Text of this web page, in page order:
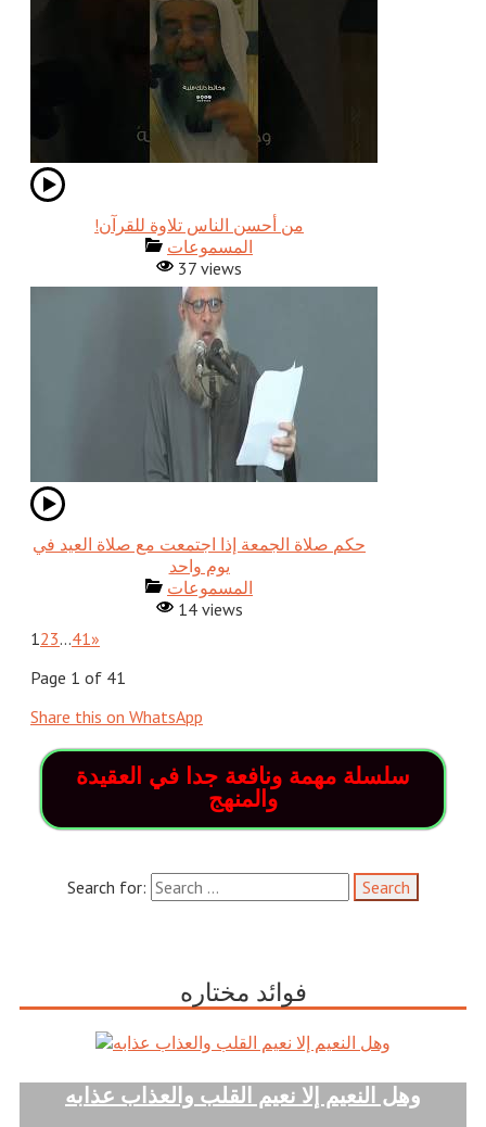
!من أحسن الناس تلاوة للقرآن
المسموعات
37 views
حكم صلاة الجمعة إذا اجتمعت مع صلاة العيد في
يوم واحد
المسموعات
14 views
123…41»
Page 1 of 41
Share this on WhatsApp
سلسلة مهمة ونافعة جدا في العقيدة
والمنهج
Search for:
فوائد مختاره
وهل النعيم إلا نعيم القلب والعذاب عذابه